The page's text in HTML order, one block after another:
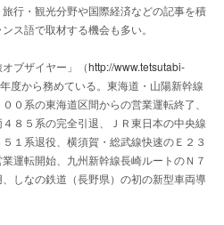
行・観光分野や国際経済などの記事を積
ス語で取材する機会も多い。
ブザイヤー」（http://www.tetsutabi-
度から務めている。東海道・山陽新幹線
０系の東海道区間からの営業運転終了、
８５系の完全引退、ＪＲ東日本の中央線
１系退役、横須賀・総武線快速のＥ２３
運転開始、九州新幹線長崎ルートのＮ７
しなの鉄道（長野県）の初の新型車両導